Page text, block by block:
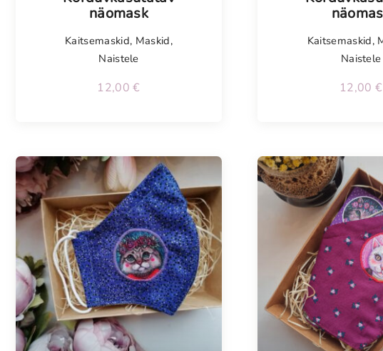
näomask
Kaitsemaskid, Maskid,
Naistele
12,00€
Kaitsemaskid,
Naistele
12,00 €